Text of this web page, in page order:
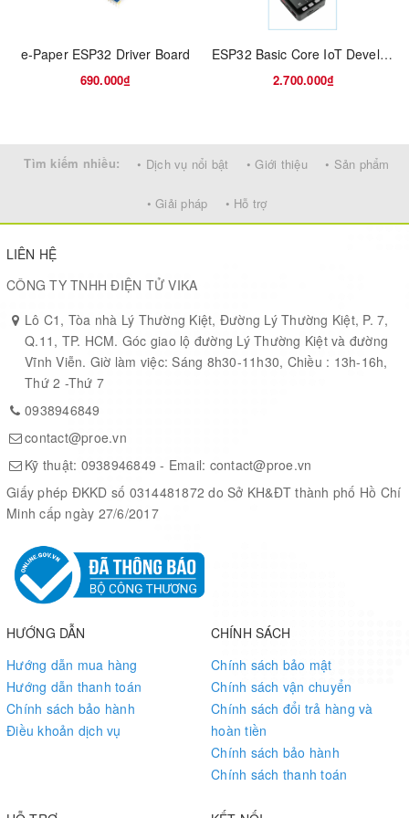
e-Paper ESP32 Driver Board
690.000₫
ESP32 Basic Core IoT Development Kit V2.7
2.700.000₫
Tìm kiếm nhiều: • Dịch vụ nổi bật • Giới thiệu • Sản phẩm
• Giải pháp • Hỗ trợ
LIÊN HỆ
CÔNG TY TNHH ĐIỆN TỬ VIKA
Lô C1, Tòa nhà Lý Thường Kiệt, Đường Lý Thường Kiệt, P. 7,
Q.11, TP. HCM. Góc giao lộ đường Lý Thường Kiệt và đường
Vĩnh Viễn. Giờ làm việc: Sáng 8h30-11h30, Chiều : 13h-16h,
Thứ 2 -Thứ 7
0938946849
contact@proe.vn
Kỹ thuật: 0938946849 - Email: contact@proe.vn
Giấy phép ĐKKD số 0314481872 do Sở KH&ĐT thành phố Hồ Chí
Minh cấp ngày 27/6/2017
HƯỚNG DẪN
Hướng dẫn mua hàng
Hướng dẫn thanh toán
Chính sách bảo hành
Điều khoản dịch vụ
CHÍNH SÁCH
Chính sách bảo mật
Chính sách vận chuyển
Chính sách đổi trả hàng và
hoàn tiền
Chính sách bảo hành
Chính sách thanh toán